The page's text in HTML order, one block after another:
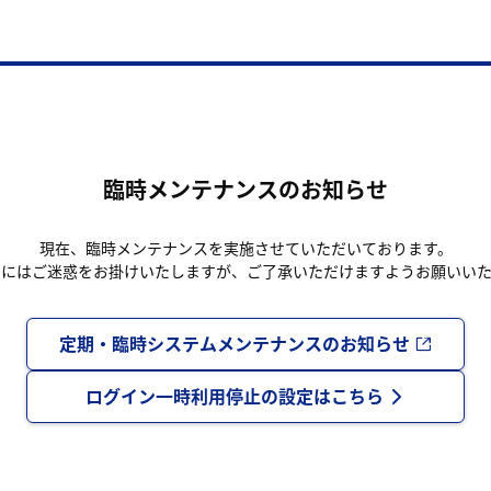
臨時メンテナンスのお知らせ
現在、臨時メンテナンスを実施させていただいております。
はご迷惑をお掛けいたしますが、ご了承いただけますようお願いい
定期・臨時システムメンテナンスのお知らせ
ログイン一時利用停止の設定はこちら